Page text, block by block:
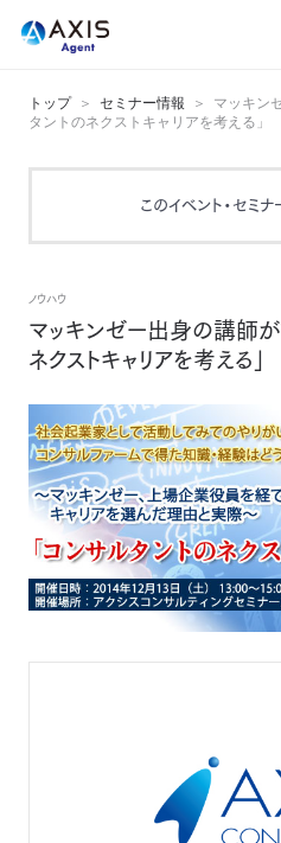
トップ セミナー情報
マッキン
タントのネクストキャリアを考える」
このイベント・セミ
ノウハウ
マッキンゼー出身の講師が
ネクストキャリアを考える」